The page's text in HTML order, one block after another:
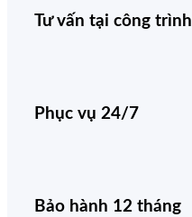
Tư vấn tại công trình
Phục vụ 24/7
Bảo hành 12 tháng